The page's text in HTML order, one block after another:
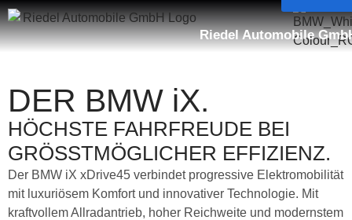
springen
Riedel Automobile
DER BMW iX.
HÖCHSTE FAHRFREUDE BEI
GRÖSSTMÖGLICHER EFFIZIENZ.
Der BMW iX xDrive45 verbindet progressive Elektromobilität
mit luxuriösem Komfort und innovativer Technologie. Mit
kraftvollem Allradantrieb, hoher Reichweite und modernstem